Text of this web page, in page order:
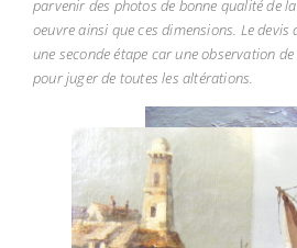
parvenir des photos de bonne qualité de
oeuvre ainsi que ces dimensions. Le
une seconde étape car une observation de
pour juger de toutes les altérations.